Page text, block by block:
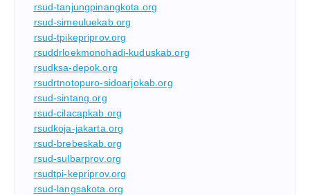
rsud-tanjungpinangkota.org
rsud-simeuluekab.org
rsud-tpikepriprov.org
rsuddrloekmonohadi-kuduskab.org
rsudksa-depok.org
rsudrtnotopuro-sidoarjokab.org
rsud-sintang.org
rsud-cilacapkab.org
rsudkoja-jakarta.org
rsud-brebeskab.org
rsud-sulbarprov.org
rsudtpi-kepriprov.org
rsud-langsakota.org